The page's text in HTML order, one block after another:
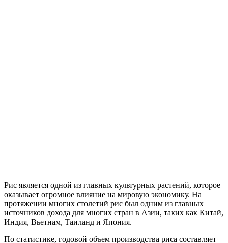
Рис является одной из главных культурных растений, которое
оказывает огромное влияние на мировую экономику. На
протяжении многих столетий рис был одним из главных
источников дохода для многих стран в Азии, таких как Китай,
Индия, Вьетнам, Таиланд и Япония.
По статистике, годовой объем производства риса составляет